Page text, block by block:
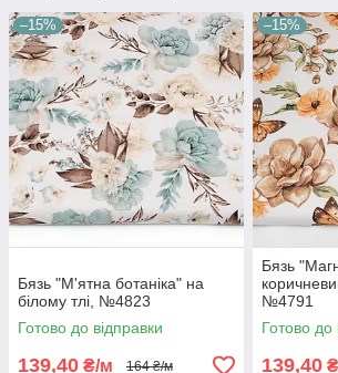
–15%
Бязь "М'ятна ботаніка" на
білому тлі, №4823
Готово до відправки
139,40 ₴/м 164 ₴/м
–15%
Бязь
№4791
Готово до
139,40